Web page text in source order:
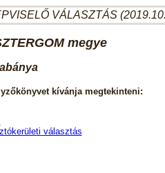
VÁLASZTÁS
megye
kívánja megtekinteni:
választás